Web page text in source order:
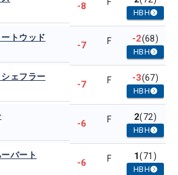
-8 F
HBH
トウッド
-7 F -2(68)
HBH
ェフラー
-7 F -3(67)
HBH
-6 F 2(72)
HBH
バート
-6 F 1(71)
HBH